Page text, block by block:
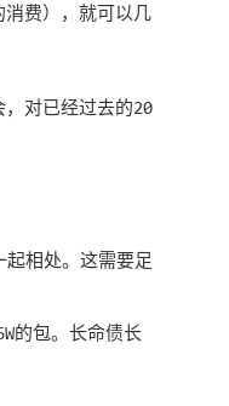
费），就可以几
对已经过去的20
相处。这需要足
的包。长命债长